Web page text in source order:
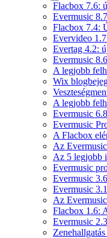
Flacbox 7.6:
Evermusic
Flacbox 7.4:
Evervideo
Evertag 4.2:
Evermusic
A legjobb
Wix
A legjobb
Evermusic
Evermusic
A Flacbox
Az
Az 5 legjobb
Evermusic
Evermusic
Evermusic
Az
Flacbox 1.6:
Evermusic